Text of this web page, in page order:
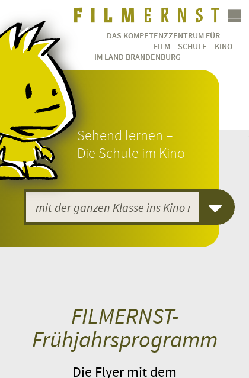
Sehend lernen –
Die Schule im Kino
DAS KOMPETENZZENTRUM FÜR
FILM – SCHULE – KINO
IM LAND BRANDENBURG
FILMERNST-
Frühjahrsprogramm
Die Flyer mit dem